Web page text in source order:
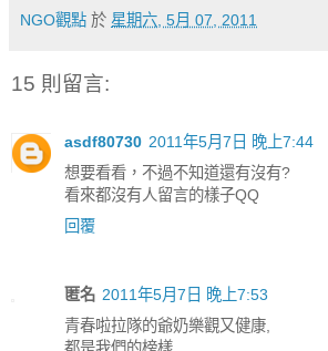
NGO觀點 於 星期六, 5月 07, 2011
15 則留言:
asdf80730 2011年5月7日 晚上7:44
想要看看，不過不知道還有沒有?
看來都沒有人留言的樣子QQ
回覆
匿名 2011年5月7日 晚上7:53
青春啦拉隊的爺奶樂觀又健康,
都是我們的榜樣.